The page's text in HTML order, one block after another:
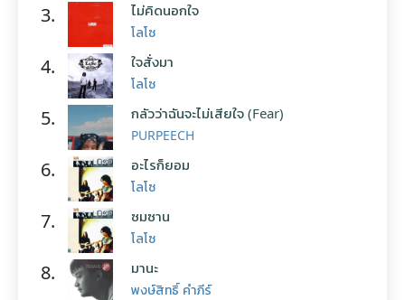
3. ไม่คิดนอกใจ
โลโซ
4. ใจสั่งมา
โลโซ
5. กลัวว่าฉันจะไม่เสียใจ (Fear)
PURPEECH
6. อะไรก็ยอม
โลโซ
7. ซมซาน
โลโซ
8. มานะ
พงษ์สิทธิ์ คำภีร์